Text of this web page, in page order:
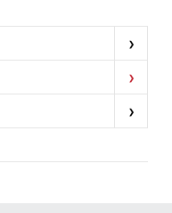
›
›
›